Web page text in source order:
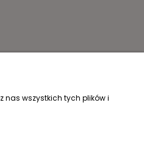
nas wszystkich tych plików i